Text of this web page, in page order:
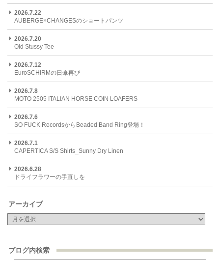
2026.7.22
AUBERGE×CHANGESのショートパンツ
2026.7.20
Old Stussy Tee
2026.7.12
EuroSCHIRMの日傘再び
2026.7.8
MOTO 2505 ITALIAN HORSE COIN LOAFERS
2026.7.6
SO FUCK RecordsからBeaded Band Ring登場！
2026.7.1
CAPERTICA S/S Shirts_Sunny Dry Linen
2026.6.28
ドライフラワーの手直しを
アーカイブ
ブログ内検索